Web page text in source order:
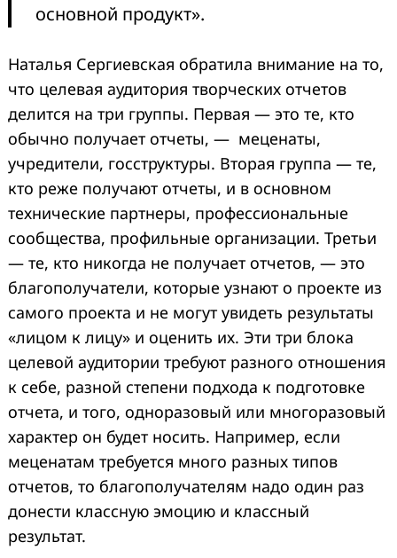
основной продукт».
Наталья Сергиевская обратила внимание на то,
что целевая аудитория творческих отчетов
делится на три группы. Первая — это те, кто
обычно получает отчеты, — меценаты,
учредители, госструктуры. Вторая группа — те,
кто реже получают отчеты, и в основном
технические партнеры, профессиональные
сообщества, профильные организации. Третьи
— те, кто никогда не получает отчетов, — это
благополучатели, которые узнают о проекте из
самого проекта и не могут увидеть результаты
«лицом к лицу» и оценить их. Эти три блока
целевой аудитории требуют разного отношения
к себе, разной степени подхода к подготовке
отчета, и того, одноразовый или многоразовый
характер он будет носить. Например, если
меценатам требуется много разных типов
отчетов, то благополучателям надо один раз
донести классную эмоцию и классный
результат.